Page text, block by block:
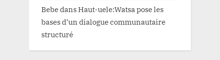
BebedansHaut-uele:Watsa pose les
bases d’un dialogue communautaire
structuré